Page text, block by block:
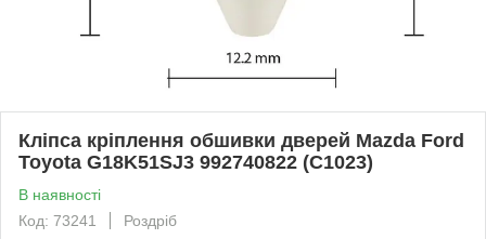
Кліпса кріплення обшивки дверей Mazda Ford
Toyota G18K51SJ3 992740822 (C1023)
В наявності
Код: 73241
Роздріб